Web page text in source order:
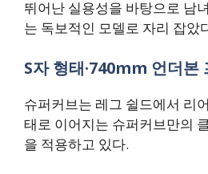
뛰어난 실용성을 바탕으로 남
는 독보적인 모델로 자리 잡았
S자 형태·740mm 언더본
슈퍼커브는 레그 쉴드에서 리
태로 이어지는 슈퍼커브만의
을 적용하고 있다.